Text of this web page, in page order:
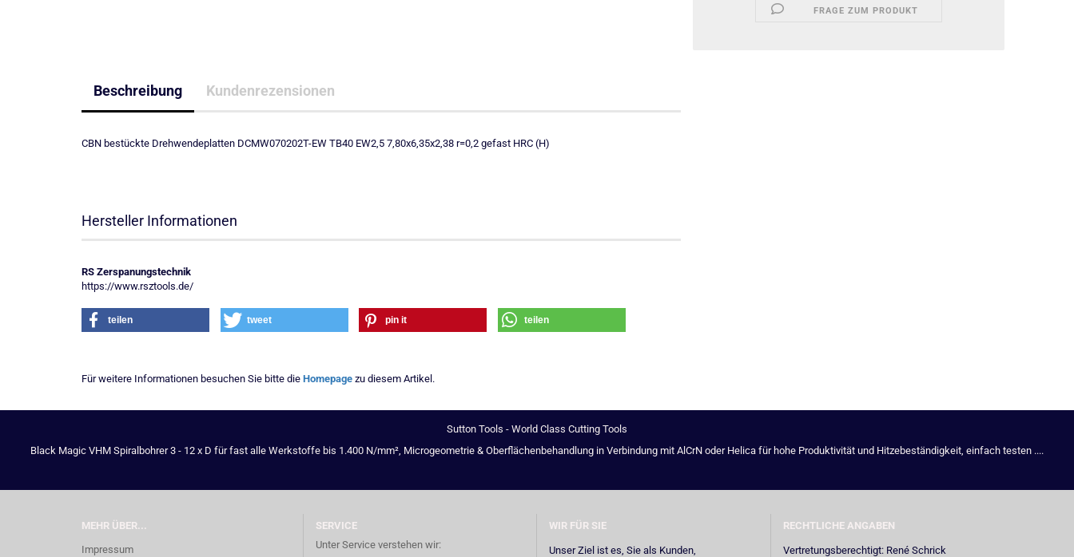
FRAGE ZUM PRODUKT
Beschreibung Kundenrezensionen
CBN bestückte Drehwendeplatten DCMW070202T-EW TB40 EW2,5 7,80x6,35x2,38 r=0,2 gefast HRC (H)
Hersteller Informationen
RS Zerspanungstechnik
https://www.rsztools.de/
teilen tweet pin it teilen
Für weitere Informationen besuchen Sie bitte die Homepage zu diesem Artikel.
Sutton Tools - World Class Cutting Tools
Black Magic VHM Spiralbohrer 3 - 12 x D für fast alle Werkstoffe bis 1.400 N/mm², Microgeometrie & Oberflächenbehandlung in Verbindung mit AlCrN oder Helica für hohe Produktivität und Hitzebeständigkeit, einfach testen ....
MEHR ÜBER...
Impressum
SERVICE
Unter Service verstehen wir:
WIR FÜR SIE
Unser Ziel ist es, Sie als Kunden,
RECHTLICHE ANGABEN
Vertretungsberechtigt: René Schrick